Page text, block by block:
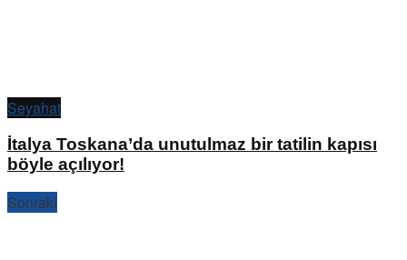
Seyahat
İtalya Toskana’da unutulmaz bir tatilin kapısı
böyle açılıyor!
Sonraki